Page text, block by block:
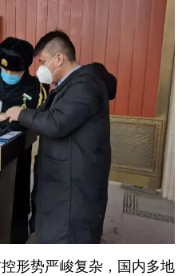
形势严峻复杂，国内多地